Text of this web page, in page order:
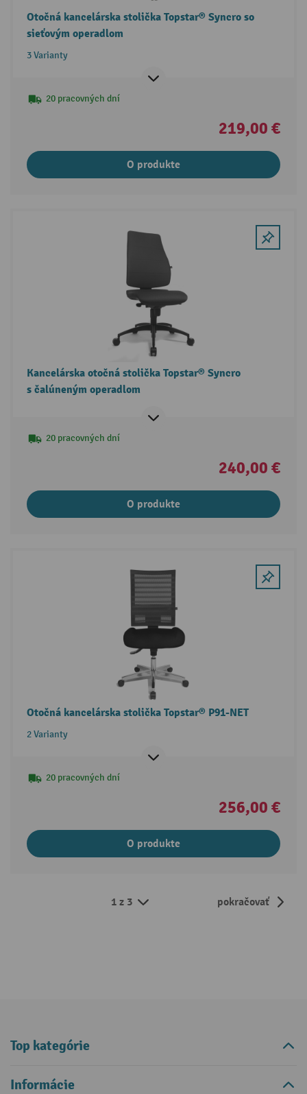
Otočná kancelárska stolička Topstar® Syncro so
sieťovým operadlom
3 Varianty
20 pracovných dní
219,00 €
O produkte
Kancelárska otočná stolička Topstar® Syncro
s čalúneným operadlom
20 pracovných dní
240,00 €
O produkte
Otočná kancelárska stolička Topstar® P91-NET
2 Varianty
20 pracovných dní
256,00 €
O produkte
1 z 3 pokračovať
Top kategórie
Informácie